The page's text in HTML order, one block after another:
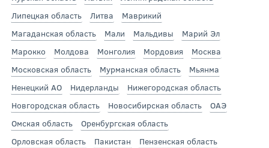
Липецкая область
Литва
Маврикий
Магаданская область
Мали Мальдивы
Марий Эл
Марокко
Молдова Монголия Мордовия
Москва
Московская область
Мурманская область
Мьянма
Ненецкий АО
Нидерланды
Нижегородская область
Новгородская область
Новосибирская область
ОАЭ
Омская область
Оренбургская область
Орловская область
Пакистан
Пензенская область